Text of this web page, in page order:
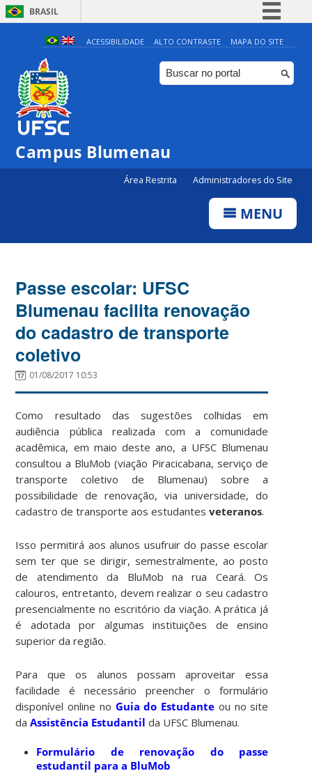
BRASIL
Simplifique!
Comunica BR
Participe
ACESSIBILIDADE ALTO CONTRASTE MAPA DO SITE
Campus Blumenau
Área Restrita Administradores do Site
MENU
Passe escolar: UFSC
Blumenau facilita renovação
do cadastro de transporte
coletivo
01/08/2017 10:53
Como resultado das sugestões colhidas em
audiência pública realizada com a comunidade
acadêmica, em maio deste ano, a UFSC Blumenau
consultou a BluMob (viação Piracicabana, serviço de
transporte coletivo de Blumenau) sobre a
possibilidade de renovação, via universidade, do
cadastro de transporte aos estudantes veteranos.
Isso permitirá aos alunos usufruir do passe escolar
sem ter que se dirigir, semestralmente, ao posto
de atendimento da BluMob na rua Ceará. Os
calouros, entretanto, devem realizar o seu cadastro
presencialmente no escritório da viação. A prática já
é adotada por algumas instituições de ensino
superior da região.
Para que os alunos possam aproveitar essa
facilidade é necessário preencher o formulário
disponível online no Guia do Estudante ou no site
daAssistência Estudantil da UFSC Blumenau.
Formulário de renovação do passe
estudantil para a BluMob